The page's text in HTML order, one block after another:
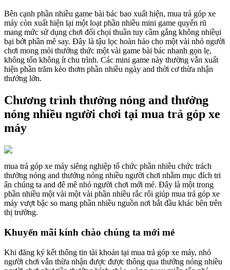
Bên cạnh phần nhiều game bài bác bao xuất hiện, mua trả góp xe
máy còn xuất hiện lại một loạt phần nhiều mini game quyến rũ
mang mức sử dụng chơi đối chọi thuần tuy cầm gắng không nhiềụi
bại bớt phần mê say. Đây là tậu lọc hoàn hảo cho một vài nhỏ người
chơi mong mỏi thưởng thức một vài game bài bác nhanh gọn lẹ,
không tốn không ít chu trình. Các mini game này thường vẫn xuất
hiện phần trăm kèo thơm phần nhiều ngày and thời cơ thừa nhận
thưởng lớn.
Chương trình thưởng nóng and thưởng
nóng nhiều người chơi tại mua trả góp xe
máy
mua trả góp xe máy siêng nghiệp tổ chức phần nhiều chức trách
thưởng nóng and thưởng nóng nhiều người chơi nhằm mục đích tri
ân chúng ta and đê mê nhỏ người chơi mới mẻ. Đây là một trong
phần nhiều một vài một vài phần nhiều rắc rối giúp mua trả góp xe
máy vượt bậc so mang phần nhiều nguồn nơi bắt đầu khác bên trên
thị trường.
Khuyến mãi kính chào chúng ta mới mẻ
Khi đăng ký kết thông tin tài khoản tại mua trả góp xe máy, nhỏ
người chơi vẫn thừa nhận được được thông qua thưởng nóng nhiều